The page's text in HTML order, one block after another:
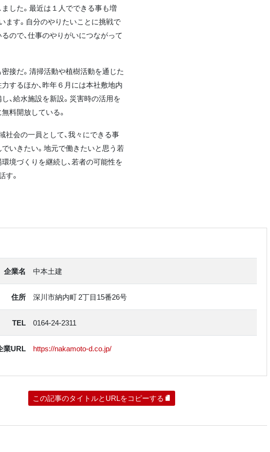
した。最近は１人でできる事も増
ます。自分のやりたいことに挑戦で
ので、仕事のやりがいにつながって
接だ。清掃活動や植樹活動を通じた
するほか、昨年６月には本社敷地内
、給水施設を新設。災害時の活用を
料開放している。
社会の一員として、我々にできる事
いきたい。地元で働きたいと思う若
境づくりを継続し、若者の可能性を
す。
企業名 中本土建
住所 深川市納内町 2丁目15番26号
TEL 0164-24-2311
業URL https://nakamoto-d.co.jp/
この記事のタイトルとURLをコピーする